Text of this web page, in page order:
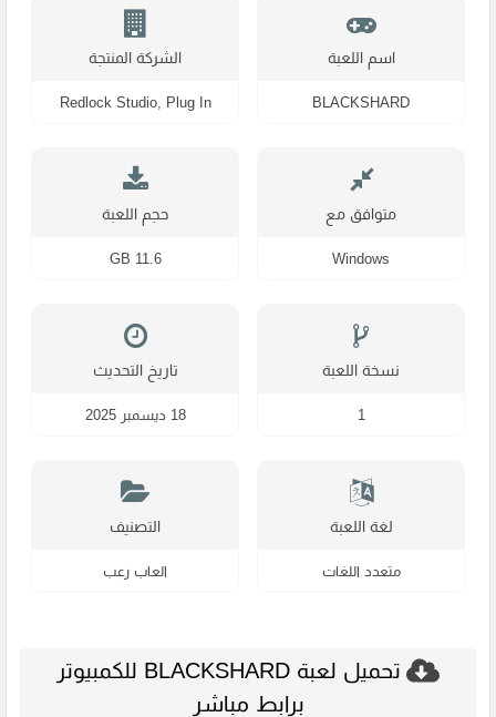
اسم اللعبة
BLACKSHARD
الشركة المنتجة
Redlock Studio, Plug In
متوافق مع
Windows
حجم اللعبة
11.6 GB
نسخة اللعبة
1
تاريخ التحديث
18 ديسمبر 2025
لغة اللعبة
متعدد اللغات
التصنيف
العاب رعب
تحميل لعبة BLACKSHARD للكمبيوتر
برابط مباشر